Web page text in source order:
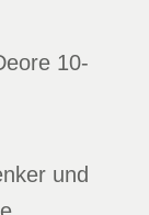
10-
und